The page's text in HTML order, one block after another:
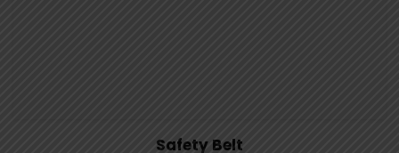
Safety Belt